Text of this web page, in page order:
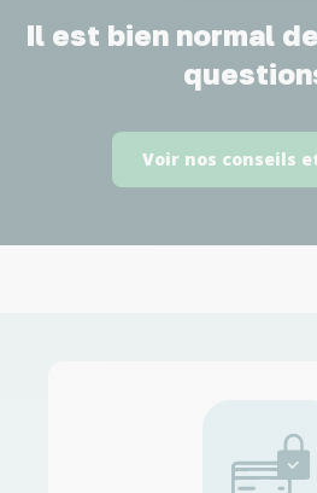
Il est bien normal
Voir nos conseils